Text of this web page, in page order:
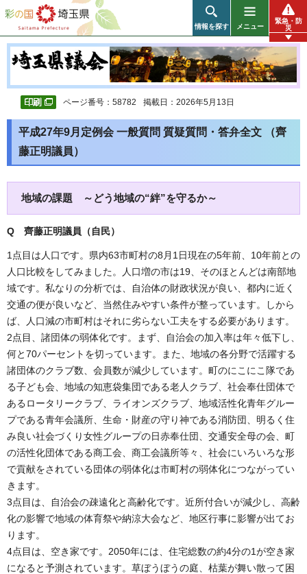
彩の国 埼玉県
情報を探す メニュー
緊急・防
災
ページ番号：58782 掲載日：2026年5月13日
平成27年9月定例会 一般質問 質疑質問・答弁全文 （齊
藤正明議員）
地域の課題 ～どう地域の“絆”を守るか～
Q 齊藤正明議員（自民）
1点目は人口です。県内63市町村の8月1日現在の5年前、10年前との
人口比較をしてみました。人口増の市は19、そのほとんどは南部地
域です。私なりの分析では、自治体の財政状況が良い、都内に近く
交通の便が良いなど、当然住みやすい条件が整っています。しから
ば、人口減の市町村はそれに劣らない工夫をする必要があります。
2点目、諸団体の弱体化です。まず、自治会の加入率は年々低下し、
何と70パーセントを切っています。また、地域の各分野で活躍する
諸団体のクラブ数、会員数が減少しています。町のにこにこ隊であ
る子ども会、地域の知恵袋集団である老人クラブ、社会奉仕団体で
あるロータリークラブ、ライオンズクラブ、地域活性化青年グルー
プである青年会議所、生命・財産の守り神である消防団、明るく住
み良い社会づくり女性グループの日赤奉仕団、交通安全母の会、町
の活性化団体である商工会、商工会議所等々、社会にいろいろな形
で貢献をされている団体の弱体化は市町村の弱体化につながってい
きます。
3点目は、自治会の疎遠化と高齢化です。近所付合いが減少し、高齢
化の影響で地域の体育祭や納涼大会など、地区行事に影響が出てお
ります。
4点目は、空き家です。2050年には、住宅総数の約4分の1が空き家
になると予測されています。草ぼうぼうの庭、枯葉が舞い散って困